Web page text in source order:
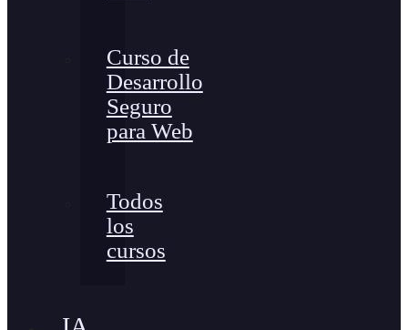
Curso de
Desarrollo
Seguro
para Web
Todos
los
cursos